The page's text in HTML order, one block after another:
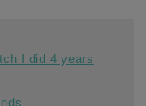
I did 4 years